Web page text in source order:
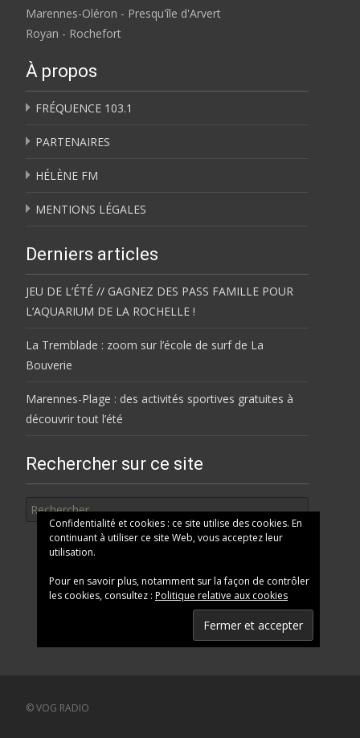
Marennes-Oléron - Presqu'île d'Arvert
Royan - Rochefort
À propos
FRÉQUENCE 103.1
PARTENAIRES
HÉLÈNE FM
MENTIONS LÉGALES
Derniers articles
JEU DE L’ÉTÉ // GAGNEZ DES PASS FAMILLE POUR
L’AQUARIUM DE LA ROCHELLE !
La Tremblade : zoom sur l’école de surf de La
Bouverie
Marennes-Plage : des activités sportives gratuites à
découvrir tout l’été
Rechercher sur ce site
Confidentialité et cookies : ce site utilise des cookies. En
continuant à utiliser ce site Web, vous acceptez leur
utilisation.
Pour en savoir plus, notamment sur la façon de contrôler
les cookies, consultez : Politique relative aux cookies
© VOG RADIO